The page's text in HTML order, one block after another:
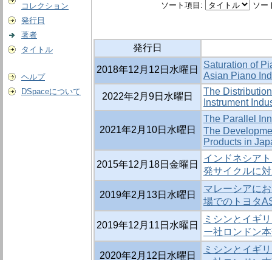
コレクション
発行日
著者
タイトル
ヘルプ
DSpaceについて
ソート項目: ソー
発行日
2018年12月12日水曜日
Saturation of
Asian Piano
2022年2月9日水曜日
The
Instrument
2021年2月10日水曜日
The Parallel
The
Products in
2015年12月18日金曜日
インドネシア
発サイクルに
2019年2月13日水曜日
マレーシアに
場でのトヨタ
2019年12月11日水曜日
ミシンとイギ
ー社ロンドン
2020年2月12日水曜日
ミシンとイギ